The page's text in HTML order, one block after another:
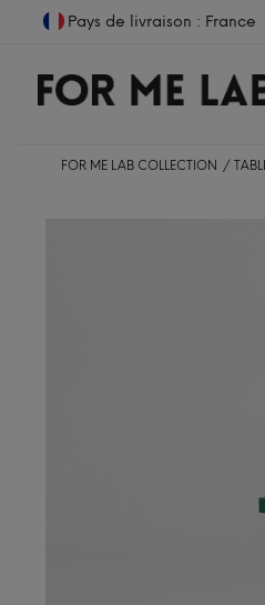
Pays de livraison : France
FOR ME LAB COLLECTION